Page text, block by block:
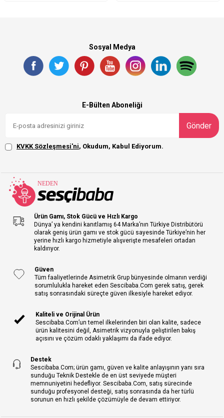
Sosyal Medya
E-Bülten Aboneliği
Gönder
KVKK Sözleşmesi'ni, Okudum, Kabul Ediyorum.
Ürün Gamı, Stok Gücü ve Hızlı Kargo
Dünya’ ya kendini kanıtlamış 64 Marka’nın Türkiye Distribütörü
olarak geniş ürün gamı ve stok gücü sayesinde Türkiye’nin her
yerine hızlı kargo hizmetiyle alışverişte mesafeleri ortadan
kaldırıyor.
Güven
Tüm faaliyetlerinde Asimetrik Grup bünyesinde olmanın verdiği
sorumlulukla hareket eden Sescibaba.Com gerek satış, gerek
satış sonrasındaki süreçte güven ilkesiyle hareket ediyor.
Kaliteli ve Orijinal Ürün
Sescibaba.Com’un temel ilkelerinden biri olan kalite, sadece
ürün kalitesini değil, Asimetrik vizyonuyla geliştirilen bakış
açısını ve çözüm odaklı yaklaşımı da ifade ediyor.
Destek
Sescibaba.Com; ürün gamı, güven ve kalite anlayışının yanı sıra
sunduğu Teknik Destekle de en üst seviyede müşteri
memnuniyetini hedefliyor. Sescibaba.Com, satış sürecinde
sunduğu profesyonel desteği, satış sonrasında da her türlü
sorunun en hızlı şekilde çözümüyle de devam ettiriyor.